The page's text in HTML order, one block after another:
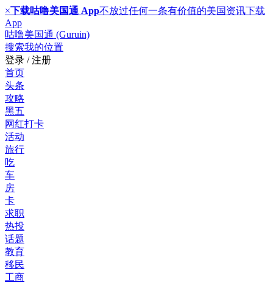
×下载咕噜美国通 App不放过任何一条有价值的美国资讯下载
App
咕噜美国通 (Guruin)
搜索我的位置
登录 / 注册
首页
头条
攻略
黑五
网红打卡
活动
旅行
吃
车
房
卡
求职
热投
话题
教育
移民
工商